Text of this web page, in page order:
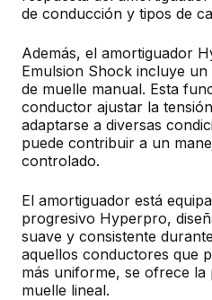
de conducción y tipos de
Además, el amortiguador
Emulsion Shock incluye
de muelle manual. Esta
conductor ajustar la
adaptarse a diversas
puede contribuir a un
controlado.
El amortiguador está
progresivo Hyperpro,
suave y consistente
aquellos conductores que
más uniforme, se ofrece la
muelle lineal.